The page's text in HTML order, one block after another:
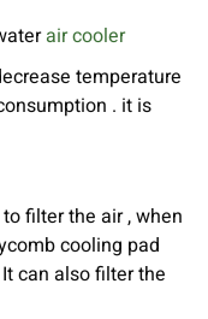
air cooler
temperature
. it is
filter the air , when
cooling pad
can also filter the